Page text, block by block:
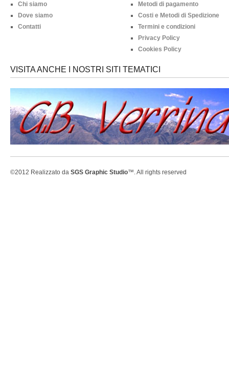
Chi siamo
Dove siamo
Contatti
Metodi di pagamento
Costi e Metodi di Spedizione
Termini e condizioni
Privacy Policy
Cookies Policy
VISITA ANCHE I NOSTRI SITI TEMATICI
©2012 Realizzato da SGS Graphic Studio™. All rights reserved